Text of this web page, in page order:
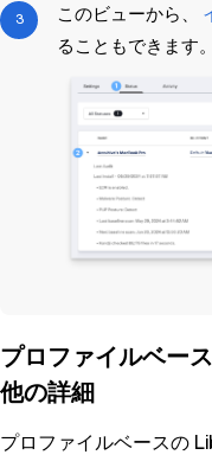
このビューから、
ることもできます。
プロファイルベー
他の詳細
プロファイルベースの